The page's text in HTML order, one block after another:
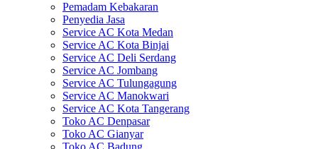
Pemadam Kebakaran
Penyedia Jasa
Service AC Kota Medan
Service AC Kota Binjai
Service AC Deli Serdang
Service AC Jombang
Service AC Tulungagung
Service AC Manokwari
Service AC Kota Tangerang
Toko AC Denpasar
Toko AC Gianyar
Toko AC Badung